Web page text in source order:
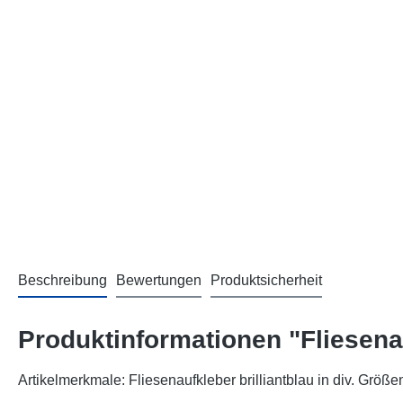
Beschreibung Bewertungen Produktsicherheit
Produktinformationen
Artikelmerkmale: Fliesenaufkleber brilliantblau in div.